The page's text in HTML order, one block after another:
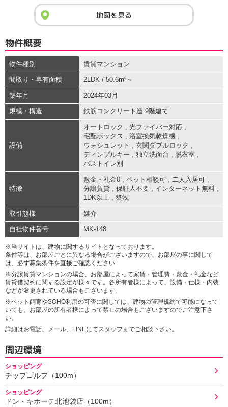
地図を見る
物件概要
物件種別 賃貸マンション
間取り・専有面積 2LDK / 50.6m²～
築年月 2024年03月
規模・構造 鉄筋コンクリート造 9階建て
設備
オートロック , 光ファイバー対応 ,
宅配ボックス , 浴室換気乾燥機 ,
ウォシュレット , 玄関ダブルロック ,
ディンプルキー , 独立洗面台 , 脱衣室 ,
バストイレ別
特徴
敷金・礼金0 , ペット相談可 , 二人入居可 ,
分譲賃貸 , 保証人不要 , インターネット無料 ,
1DK以上 , 築浅
取引態様 媒介
自社物件番号 MK-148
※当サイトは、建物に関するサイトとなっております。
条件等は、お部屋ごとに異なる場合がございますので、お部屋の事に関して
は、必ず募集条件を直接ご確認ください
※分譲賃貸マンションの場合、お部屋によって家賃・管理費・敷金・礼金など
賃貸借契約に関する設定が様々です。各所有者様によって、設備・仕様・内装
などが変更されている場合もございます。
※ペット飼育やSOHO利用の可否に関しては、建物の管理規約で可能になって
いても、お部屋の所有者様によって禁止の場合もございますのでご注意下さ
い。
詳細はお電話、メール、LINEにてスタッフまでご相談下さい。
周辺環境
ショッピング
チップゴルフ（100m）
ショッピング
ドン・キホーテ北池袋店（100m）